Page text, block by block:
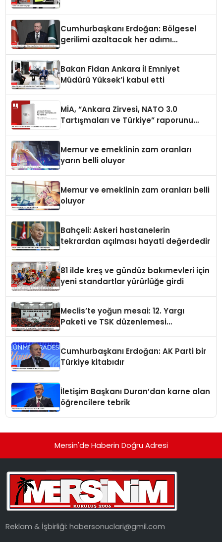
Cumhurbaşkanı Erdoğan: Bölgesel
gerilimi azaltacak her adımı
Bakan Fidan Ankara İl Emniyet
Müdürü Yüksek’i kabul etti
MİA, “Ankara Zirvesi, NATO 3.0
Tartışmaları ve Türkiye” raporunu
Memur ve emeklinin zam oranları
yarın belli oluyor
Memur ve emeklinin zam oranları belli
oluyor
Bahçeli: Askeri hastanelerin
tekrardan açılması hayati değerdedir
81 ilde kreş ve gündüz bakımevleri için
yeni standartlar yürürlüğe girdi
Meclis’te yoğun mesai: 12. Yargı
Paketi ve TSK düzenlemesi
Cumhurbaşkanı Erdoğan: AK Parti bir
Türkiye kitabıdır
İletişim Başkanı Duran’dan karne alan
öğrencilere tebrik
Mersin'de Haberin Doğru Adresi
Reklam & İşbirliği:habersonuclari@gmil.com